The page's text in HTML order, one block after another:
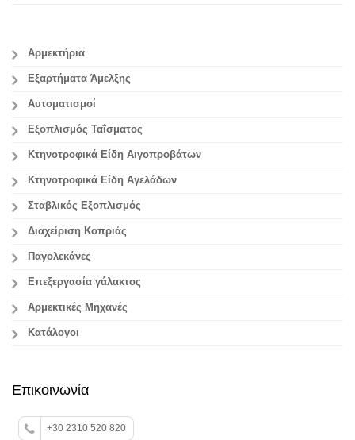
Αρμεκτήρια
Εξαρτήματα Άμελξης
Αυτοματισμοί
Εξοπλισμός Ταΐσματος
Κτηνοτροφικά Είδη Αιγοπροβάτων
Κτηνοτροφικά Είδη Αγελάδων
Σταβλικός Εξοπλισμός
Διαχείριση Κοπριάς
Παγολεκάνες
Επεξεργασία γάλακτος
Aρμεκτικές Μηχανές
Κατάλογοι
Επικοινωνία
+30 2310 520 820